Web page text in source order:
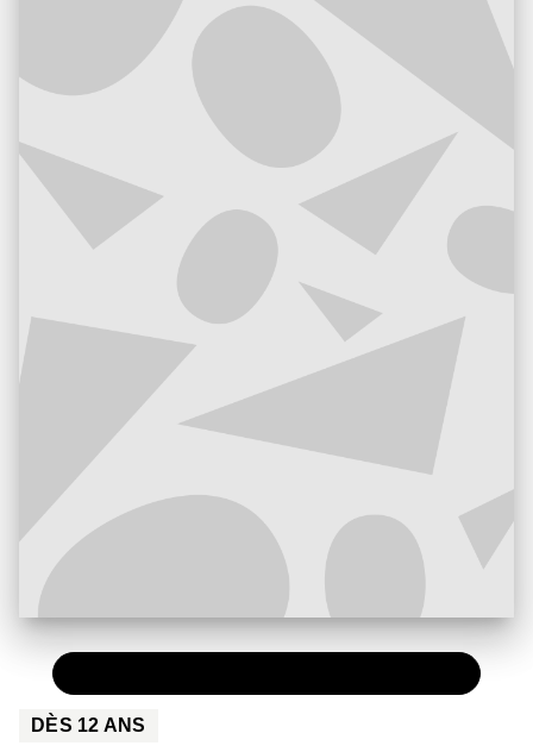
DÈS 12 ANS